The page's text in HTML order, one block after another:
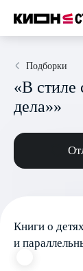
Подборки
«В стиле
дела»»
Книги о
и